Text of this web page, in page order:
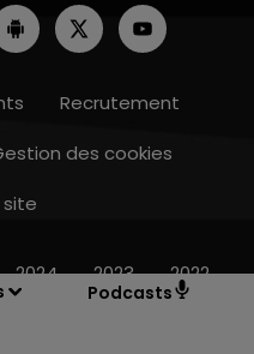
Podcasts
Recrutement
des cookies
site
2024 2023 2022